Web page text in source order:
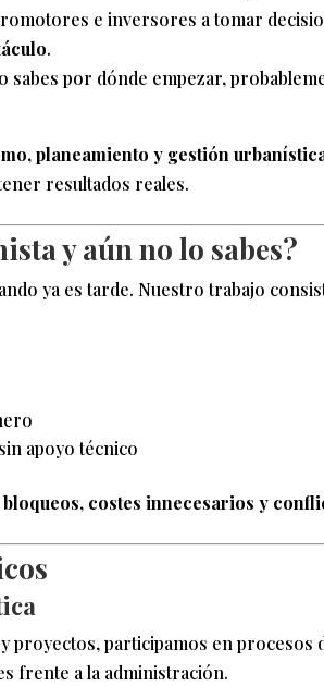
e inversores a tomar
.
sabes por dónde empezar,
planeamiento y gestión
resultados reales.
y aún no lo sabes?
ya es tarde. Nuestro trabajo
apoyo técnico
costes innecesarios y
proyectos, participamos en procesos
frente a la administración.